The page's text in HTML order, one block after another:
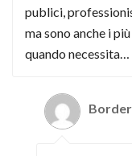
publici,
ma sono anche i
quando necessita…